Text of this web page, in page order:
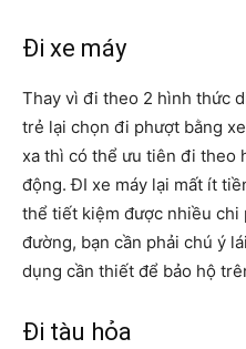
Đi xe máy
Thay vì đi theo 2 hình thức
trẻ lại chọn đi phượt bằng
xa thì có thể ưu tiên đi theo
động. ĐI xe máy lại mất ít
thể tiết kiệm được nhiều
đường, bạn cần phải chú ý
dụng cần thiết để bảo hộ
Đi tàu hỏa